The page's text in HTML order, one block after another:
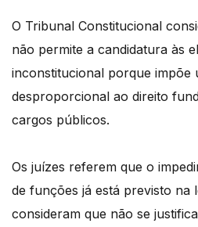
O Tribunal Constitucional
não permite a candidatura às
inconstitucional porque impõe
desproporcional ao direito
cargos públicos.
Os juízes referem que o
de funções já está previsto na
consideram que não se